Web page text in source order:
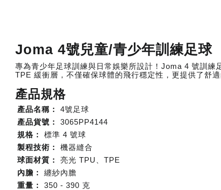
Joma 4號兒童/青少年訓練足球
專為青少年足球訓練與日常娛樂所設計！Joma 4 號訓
TPE 緩衝層，不僅確保球體的飛行穩定性，更提供了舒
產品規格
產品名稱：
4號足球
產品貨號：
3065PP4144
規格：
標準 4 號球
製程技術：
機器縫合
球面材質：
亮光 TPU、TPE
內膽：
纏紗內膽
重量：
350 - 390 克